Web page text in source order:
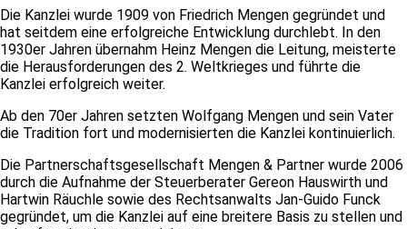
Die Kanzlei wurde 1909 von Friedrich Mengen gegründet und
hat seitdem eine erfolgreiche Entwicklung durchlebt. In den
1930er Jahren übernahm Heinz Mengen die Leitung, meisterte
die Herausforderungen des 2. Weltkrieges und führte die
Kanzlei erfolgreich weiter.
Ab den 70er Jahren setzten Wolfgang Mengen und sein Vater
die Tradition fort und modernisierten die Kanzlei kontinuierlich.
Die Partnerschaftsgesellschaft Mengen & Partner wurde 2006
durch die Aufnahme der Steuerberater Gereon Hauswirth und
Hartwin Räuchle sowie des Rechtsanwalts Jan-Guido Funck
gegründet, um die Kanzlei auf eine breitere Basis zu stellen und